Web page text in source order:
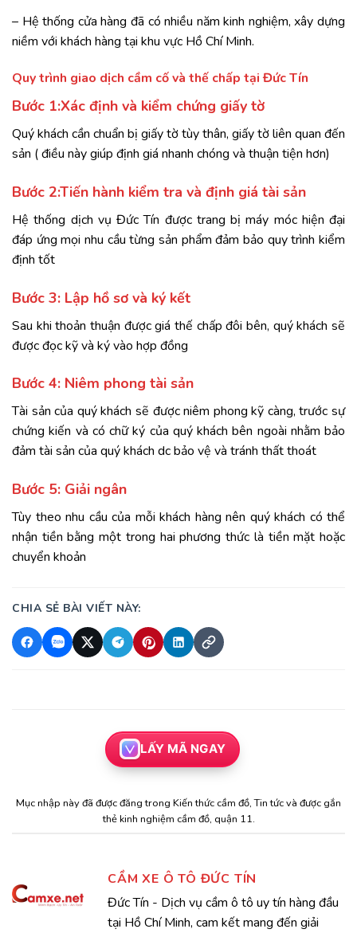
– Hệ thống cửa hàng đã có nhiều năm kinh nghiệm, xây dựng
niềm với khách hàng tại khu vực Hồ Chí Minh.
Quy trình giao dịch cầm cố và thế chấp tại Đức Tín
Bước 1:Xác định và kiểm chứng giấy tờ
Quý khách cần chuẩn bị giấy tờ tùy thân, giấy tờ liên quan đến
sản ( điều này giúp định giá nhanh chóng và thuận tiện hơn)
Bước 2:Tiến hành kiểm tra và định giá tài sản
Hệ thống dịch vụ Đức Tín được trang bị máy móc hiện đại
đáp ứng mọi nhu cầu từng sản phẩm đảm bảo quy trình kiểm
định tốt
Bước 3: Lập hồ sơ và ký kết
Sau khi thoản thuận được giá thế chấp đôi bên, quý khách sẽ
được đọc kỹ và ký vào hợp đồng
Bước 4: Niêm phong tài sản
Tài sản của quý khách sẽ được niêm phong kỹ càng, trước sự
chứng kiến và có chữ ký của quý khách bên ngoài nhằm bảo
đảm tài sản của quý khách dc bảo vệ và tránh thất thoát
Bước 5: Giải ngân
Tùy theo nhu cầu của mỗi khách hàng nên quý khách có thể
nhận tiền bằng một trong hai phương thức là tiền mặt hoặc
chuyển khoản
CHIA SẺ BÀI VIẾT NÀY:
LẤY MÃ NGAY
Mục nhập này đã được đăng trong Kiến thức cầm đồ,Tin tứcvà được gắn
thẻkinh nghiệm cầm đồ, quận 11.
CẦM XE Ô TÔ ĐỨC TÍN
Đức Tín - Dịch vụ cầm ô tô uy tín hàng đầu
tại Hồ Chí Minh, cam kết mang đến giải